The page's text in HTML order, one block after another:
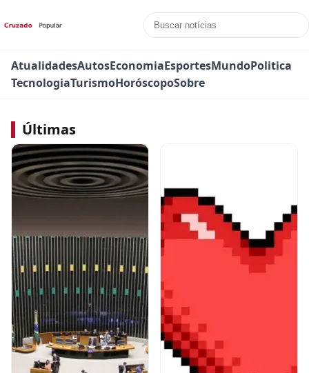
AtualidadesAutosEconomiaEsportesMundoPolitica
TecnologiaTurismoHoróscopoSobre
Últimas